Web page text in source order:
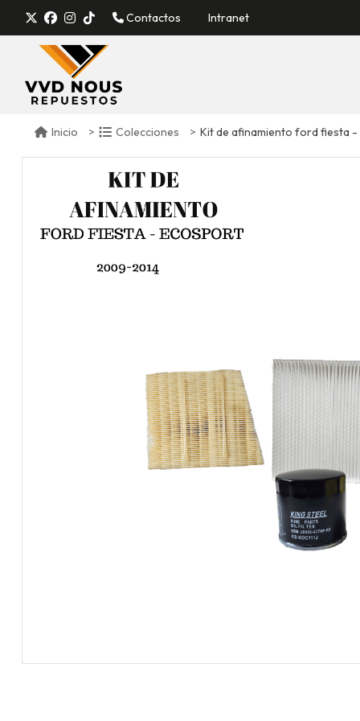
Contactos Intranet
Inicio Colecciones Kit de afinamiento ford fiesta